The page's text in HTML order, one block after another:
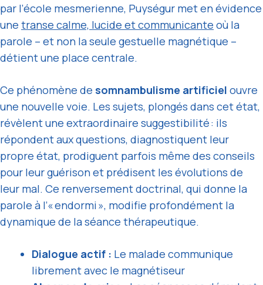
par l’école mesmerienne, Puységur met en évidence
une transe calme, lucide et communicante où la
parole – et non la seule gestuelle magnétique –
détient une place centrale.
Ce phénomène de somnambulisme artificiel ouvre
une nouvelle voie. Les sujets, plongés dans cet état,
révèlent une extraordinaire suggestibilité : ils
répondent aux questions, diagnostiquent leur
propre état, prodiguent parfois même des conseils
pour leur guérison et prédisent les évolutions de
leur mal. Ce renversement doctrinal, qui donne la
parole à l’« endormi », modifie profondément la
dynamique de la séance thérapeutique.
Dialogue actif : Le malade communique
librement avec le magnétiseur